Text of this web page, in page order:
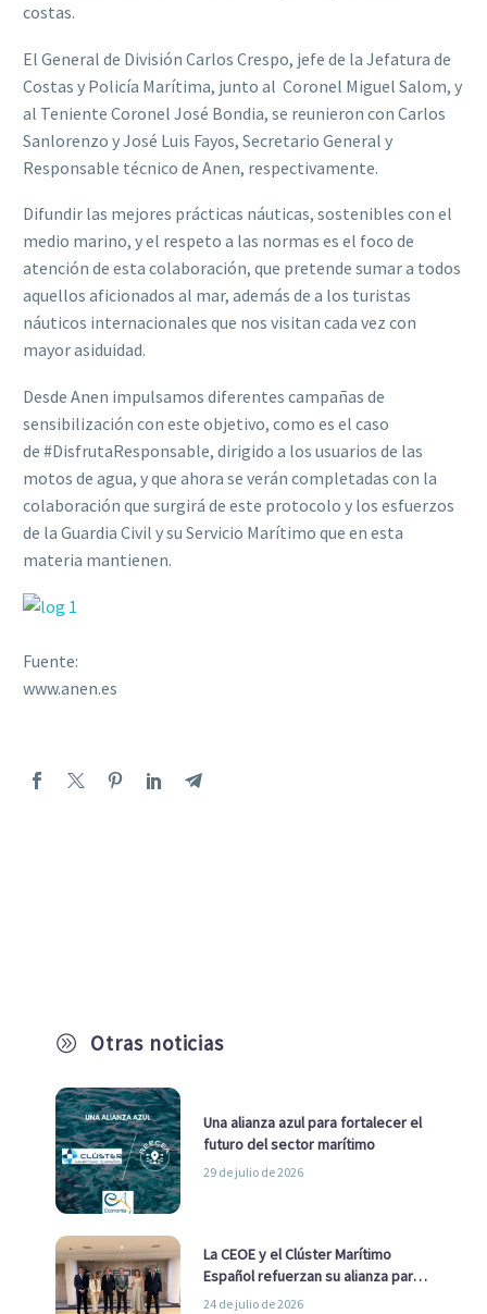
A Otras noticias
Una alianza azul para fortalecer el
futuro del sector marítimo
29 de julio de 2026
La CEOE y el Clúster Marítimo
Español refuerzan su alianza para
impulsar una estrategia Nacional
24 de julio de 2026
costas.
El General de División Carlos Crespo, jefe de la Jefatura de
Costas y Policía Marítima, junto al Coronel Miguel Salom, y
al Teniente Coronel José Bondia, se reunieron con Carlos
Sanlorenzo y José Luis Fayos, Secretario General y
Responsable técnico de Anen, respectivamente.
Difundir las mejores prácticas náuticas, sostenibles con el
medio marino, y el respeto a las normas es el foco de
atención de esta colaboración, que pretende sumar a todos
aquellos aficionados al mar, además de a los turistas
náuticos internacionales que nos visitan cada vez con
mayor asiduidad.
Desde Anen impulsamos diferentes campañas de
sensibilización con este objetivo, como es el caso
de #DisfrutaResponsable, dirigido a los usuarios de las
motos de agua, y que ahora se verán completadas con la
colaboración que surgirá de este protocolo y los esfuerzos
de la Guardia Civil y su Servicio Marítimo que en esta
materia mantienen.
Fuente:
www.anen.es